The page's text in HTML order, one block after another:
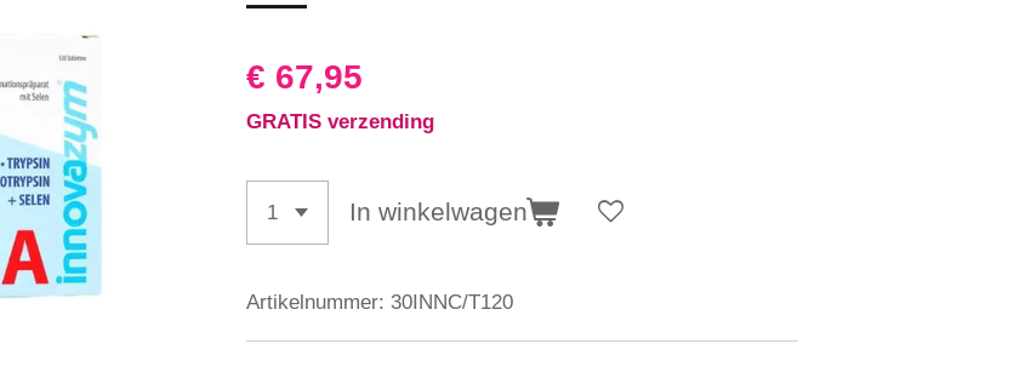
€ 67,95
GRATIS verzending
In winkelwagen
Artikelnummer: 30INNC/T120